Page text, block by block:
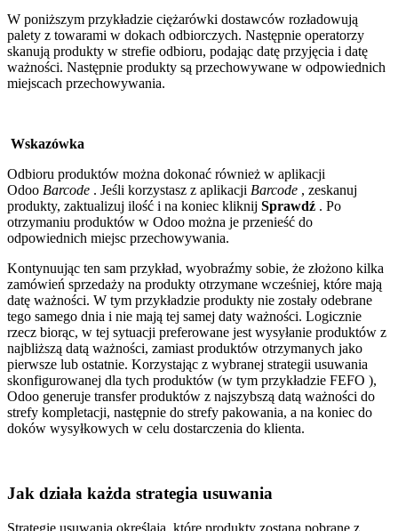
W poniższym przykładzie ciężarówki dostawców rozładowują
palety z towarami w dokach odbiorczych. Następnie operatorzy
skanują produkty w strefie odbioru, podając datę przyjęcia i datę
ważności. Następnie produkty są przechowywane w odpowiednich
miejscach przechowywania.
Wskazówka
Odbioru produktów można dokonać również w aplikacji
Odoo Barcode . Jeśli korzystasz z aplikacji Barcode , zeskanuj
produkty, zaktualizuj ilość i na koniec kliknij Sprawdź . Po
otrzymaniu produktów w Odoo można je przenieść do
odpowiednich miejsc przechowywania.
Kontynuując ten sam przykład, wyobraźmy sobie, że złożono kilka
zamówień sprzedaży na produkty otrzymane wcześniej, które mają
datę ważności. W tym przykładzie produkty nie zostały odebrane
tego samego dnia i nie mają tej samej daty ważności. Logicznie
rzecz biorąc, w tej sytuacji preferowane jest wysyłanie produktów z
najbliższą datą ważności, zamiast produktów otrzymanych jako
pierwsze lub ostatnie. Korzystając z wybranej strategii usuwania
skonfigurowanej dla tych produktów (w tym przykładzie FEFO ),
Odoo generuje transfer produktów z najszybszą datą ważności do
strefy kompletacji, następnie do strefy pakowania, a na koniec do
doków wysyłkowych w celu dostarczenia do klienta.
Jak działa każda strategia usuwania
Strategie usuwania określają, które produkty zostaną pobrane z